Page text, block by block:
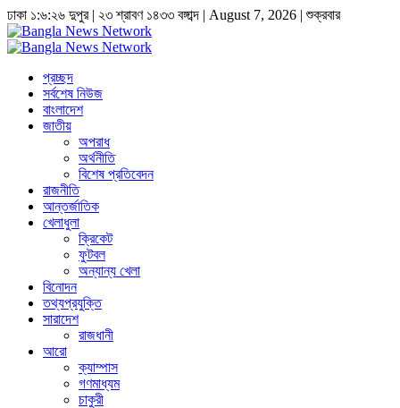
ঢাকা ১:৬:২৬ দুপুর| ২৩ শ্রাবণ ১৪৩৩ বঙ্গাব্দ | August 7, 2026 |শুক্রবার
প্রচ্ছদ
সর্বশেষ নিউজ
বাংলাদেশ
জাতীয়
অপরাধ
অর্থনীতি
বিশেষ প্রতিবেদন
রাজনীতি
আন্তর্জাতিক
খেলাধুলা
ক্রিকেট
ফুটবল
অন্যান্য খেলা
বিনোদন
তথ্যপ্রযুক্তি
সারাদেশ
রাজধানী
আরো
ক্যাম্পাস
গণমাধ্যম
চাকুরী